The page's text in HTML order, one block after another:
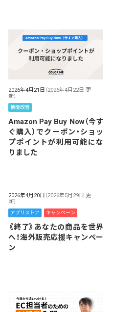
2026年4月21日 （2026年4月22日 更
新）
機能改善
Amazon Pay Buy Now（今す
ぐ購入）でクーポン・ショッ
プポイントが利用可能にな
りました
2026年4月20日 （2026年5月29日 更
新）
アプリストア キャンペーン
《終了》あなたの商品を世界
へ！海外販売応援キャンペー
ン